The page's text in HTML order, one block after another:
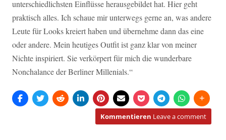
unterschiedlichsten Einflüsse herausgebildet hat. Hier geht
praktisch alles. Ich schaue mir unterwegs gerne an, was andere
Leute für Looks kreiert haben und übernehme dann das eine
oder andere. Mein heutiges Outfit ist ganz klar von meiner
Nichte inspiriert. Sie verkörpert für mich die wunderbare
Nonchalance der Berliner Millenials.“
Kommentieren Leave a comment